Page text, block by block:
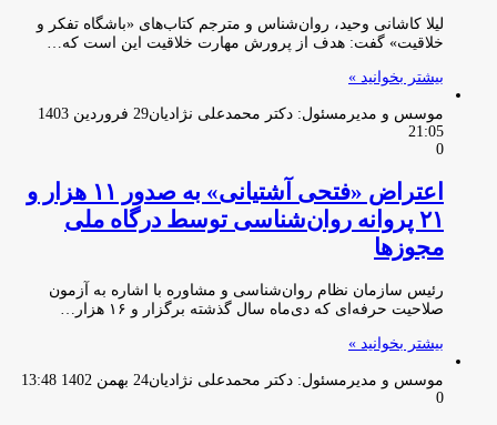
لیلا کاشانی وحید، روان‌شناس و مترجم کتاب‌های «باشگاه تفکر و
خلاقیت» گفت: هدف از پرورش مهارت خلاقیت این است که…
بیشتر بخوانید »
موسس و مدیرمسئول: دکتر محمدعلی نژادیان
29 فروردین 1403
21:05
0
اعتراض «فتحی آشتیانی» به صدور ۱۱ هزار و
۲۱ پروانه روان‌شناسی توسط درگاه ملی
مجوزها
رئیس سازمان نظام روان‌شناسی و مشاوره با اشاره به آزمون
صلاحیت حرفه‌ای که دی‌ماه سال گذشته برگزار و ۱۶ هزار…
بیشتر بخوانید »
موسس و مدیرمسئول: دکتر محمدعلی نژادیان24 بهمن 1402 13:48
0